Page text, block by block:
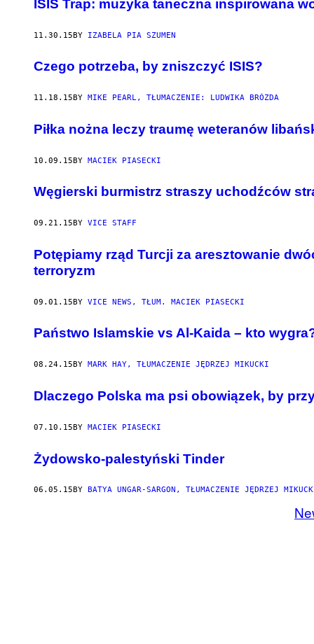
ISIS Trap: muzyka taneczna inspirowana
11.30.15BY IZABELA PIA SZUMEN
Czego potrzeba, by zniszczyć ISIS?
11.18.15 BY MIKE PEARL, TŁUMACZENIE: LUDWIKA BRÓZDA
Piłka nożna leczy traumę weteranów
10.09.15BY MACIEK PIASECKI
​Węgierski burmistrz straszy uchodźców
09.21.15 BY VICE STAFF
Potępiamy rząd Turcji za aresztowanie
terroryzm
09.01.15BY VICE NEWS, TŁUM. MACIEK PIASECKI
Państwo Islamskie vs Al-Kaida – kto
08.24.15 BY MARK HAY, TŁUMACZENIE JĘDRZEJ MIKUCKI
​Dlaczego Polska ma psi obowiązek, by
07.10.15BY MACIEK PIASECKI
Żydowsko-palestyński Tinder
06.05.15 BY BATYA UNGAR-SARGON, TŁUMACZENIE JĘDRZEJ